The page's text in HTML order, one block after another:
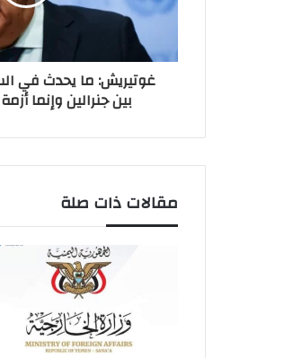
غوتيريش: ما يحدث في
بين جنرالين وإنما
مقالات ذات صلة